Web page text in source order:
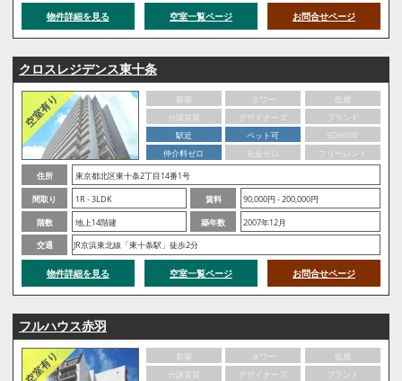
物件詳細を見る 空室一覧ページ お問合せページ
クロスレジデンス東十条
新築 タワー
低層
分譲賃貸
デザイナーズ
ブランド
駅近
ペット可
SOHO可
仲介料ゼロ
礼金ゼロ
フリーレント
住所
東京都北区東十条2丁目14番1号
間取り
1R - 3LDK 賃料
90,000円 - 200,000円
階数
地上14階建 築年数
2007年12月
交通
JR京浜東北線「東十条駅」徒歩2分
物件詳細を見る 空室一覧ページ お問合せページ
フルハウス赤羽
新築 タワー
低層
分譲賃貸
デザイナーズ
ブランド